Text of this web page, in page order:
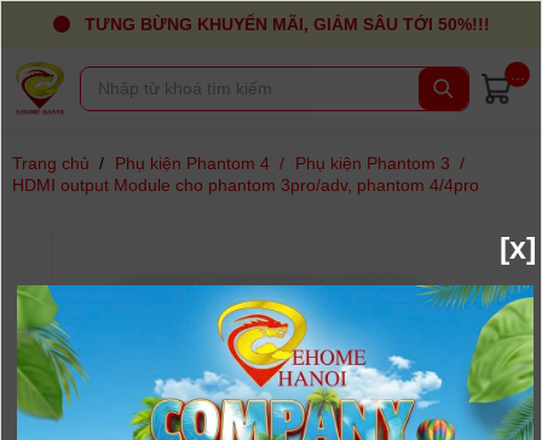
TƯNG BỪNG KHUYẾN MÃI, GIẢM SÂU TỚI 50%!!!
Trang chủ / Phụ kiện Phantom 4 / Phụ kiện Phantom 3 /
HDMI output Module cho phantom 3pro/adv, phantom 4/4pro
[x]